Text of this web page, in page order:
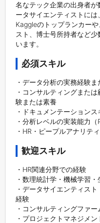
名なテック企業の出身者
ータサイエンティストには
Kaggleのトップランカー
スト、博士号所持者など
います。
必須スキル
・データ分析の実務経験ま
・コンサルティングまた
験または素養
・ドキュメンテーション
・分析レベルの実装能力（
・HR・ピープルアナリテ
歓迎スキル
・HR関連分野での経験
・数理統計学・機械学習
・データサイエンティス
経験
・コンサルティングファ
・プロジェクトマネジメン